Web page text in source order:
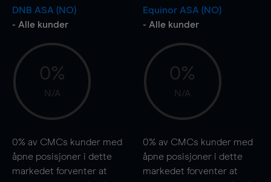
DNB ASA (NO)
- Alle kunder
0%
N/A
0% av CMCs kunder med
åpne posisjoner i dette
markedet forventer at
Equinor ASA (NO)
- Alle kunder
0%
N/A
0% av CMCs kunder med
åpne posisjoner i dette
markedet forventer at